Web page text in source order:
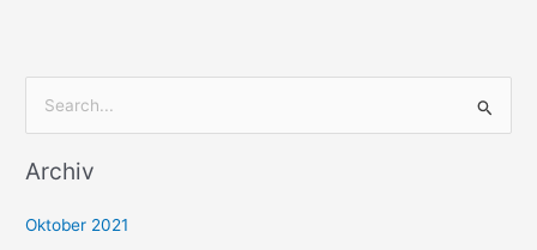
c
Archiv
Oktober 2021